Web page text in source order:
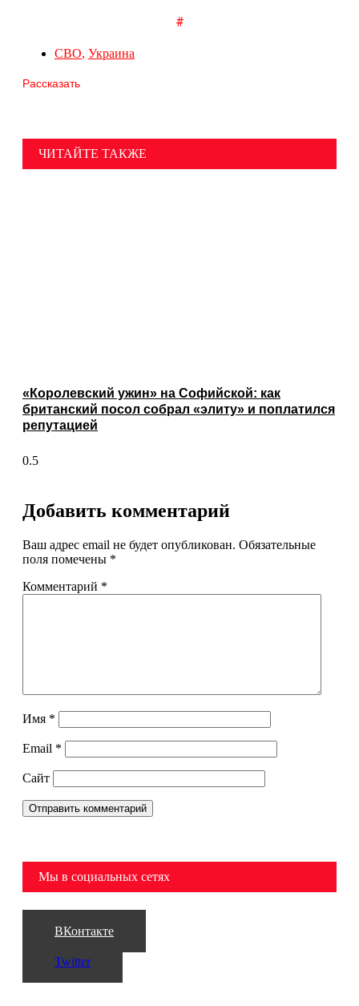
#
СВО, Украина
Рассказать
ЧИТАЙТЕ ТАКЖЕ
«Королевский ужин» на Софийской: как
британский посол собрал «элиту» и поплатился
репутацией
Добавить комментарий
Ваш адрес email не будет опубликован. Обязательные
поля помечены *
Комментарий *
Имя *
Email *
Сайт
Мы в социальных сетях
ВКонтакте
Twitter